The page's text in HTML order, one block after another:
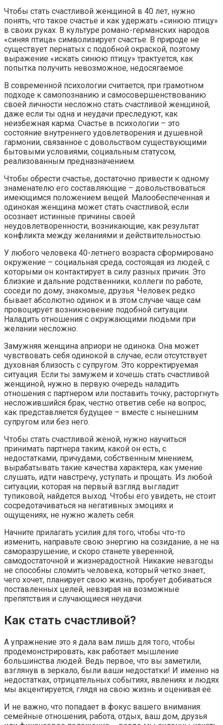
Чтобы стать счастливой женщиной в 40 лет, нужно
понять, что такое счастье и как удержать «синюю птицу»
в своих руках. В культуре романо-германских народов
«синяя птица» символизирует счастье. В природе не
существует пернатых с подобной окраской, поэтому
выражение «искать синюю птицу» трактуется, как
попытка получить невозможное, недосягаемое.
В современной психологии считается, при грамотном
подходе к самопознанию и самосовершенствованию
своей личности несложно стать счастливой женщиной,
даже если ты одна и неудачи преследуют, как
неизбежная карма. Счастье в психологии – это
состояние внутреннего удовлетворения и душевной
гармонии, связанное с довольством существующими
бытовыми условиями, социальным статусом,
реализованным предназначением.
Чтобы обрести счастье, достаточно привести к одному
знаменателю его составляющие – довольствоваться
имеющимся положением вещей. Малообеспеченная и
одинокая женщина может стать счастливой, если
осознает истинные причины своей
неудовлетворенности, возникающие, как результат
конфликта между желаниями и действительностью.
У любого человека 40-летнего возраста сформировано
окружение – социальная среда, состоящая из людей, с
которыми он контактирует в силу разных причин. Это
близкие и дальние родственники, коллеги по работе,
соседи по дому, знакомые, друзья. Человек редко
бывает абсолютно одинок и в этом случае чаще сам
провоцирует возникновение подобной ситуации.
Наладить отношения с окружающими людьми при
желании несложно.
Замужняя женщина априори не одинока. Она может
чувствовать себя одинокой в случае, если отсутствует
духовная близость с супругом. Это корректируемая
ситуация. Если ты замужем и хочешь стать счастливой
женщиной, нужно в первую очередь наладить
отношения с партнером или поставить точку, расторгнуть
несложившийся брак, честно ответив себе на вопрос,
как представляется будущее – вместе с нынешним
супругом или без него.
Чтобы стать счастливой женой, нужно научиться
принимать партнера таким, какой он есть, с
недостатками, причудами, собственным мнением,
вырабатывать такие качества характера, как умение
слушать, идти навстречу, уступать и прощать. Из любой
ситуации, которая на первый взгляд выгладит
тупиковой, найдется выход. Чтобы его увидеть, не стоит
сосредотачиваться на негативных эмоциях и
ощущениях, не нужно жалеть себя.
Начните прилагать усилия для того, чтобы что-то
изменить, направьте свою энергию на созидание, а не на
саморазрушение, и скоро станете уверенной,
самодостаточной и жизнерадостной. Никакие невзгоды
не способны сломить человека, который четко знает,
чего хочет, планирует свою жизнь, пробует добиваться
поставленных целей, невзирая на возможные
препятствия и случающиеся неудачи.
Как стать счастливой?
А упражнение это я дала вам лишь для того, чтобы
продемонстрировать, как работает мышление
большинства людей. Ведь первое, что вы заметили,
взглянув в зеркало, были ваши недостатки! И именно на
недостатках, отрицательных событиях, явлениях и людях
мы акцентируется, глядя на свою жизнь и оценивая её.
И не важно, что попадает в фокус вашего внимания:
семейные отношения, работа, отдых, ваш дом, друзья